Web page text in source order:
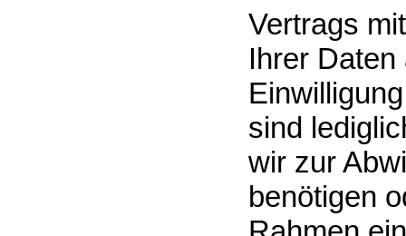
Vertrags
Ihrer
sind
wir zur
benötigen